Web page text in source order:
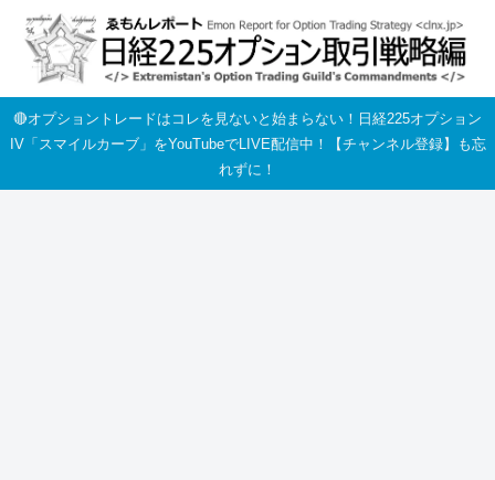
🔴オプショントレードはコレを見ないと始まらない！日経225オプション
IV「スマイルカーブ」をYouTubeでLIVE配信中！【チャンネル登録】も忘
れずに！